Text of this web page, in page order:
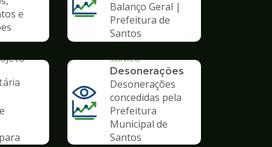
e
Balanço Geral |
Prefeitura de
Santos
SERVICO
Desonerações
Desonerações
concedidas pela
Prefeitura
Municipal de
Santos